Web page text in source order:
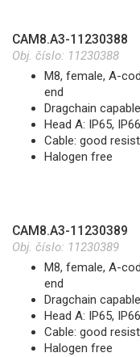
CAM8.A3-11230388
Obj. číslo: 11230388
M8, female, A-
end
Dragchain
Head A: IP65,
Cable: good
Halogen free
CAM8.A3-11230389
Obj. číslo: 11230389
M8, female, A-
end
Dragchain
Head A: IP65,
Cable: good
Halogen free